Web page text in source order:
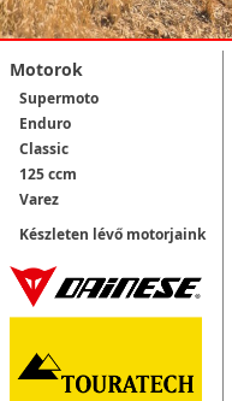
Motorok
Supermoto
Enduro
Classic
125 ccm
Varez
Készleten lévő motorjaink